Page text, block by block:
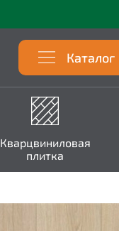
Каталог
Кварцвиниловая
плитка